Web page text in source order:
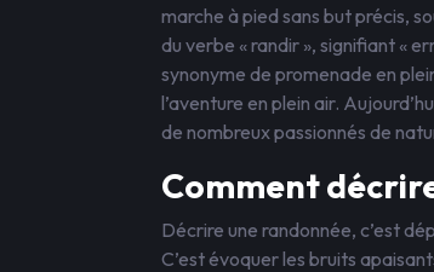
marche à pied sans but précis,
du verbe « randir », signifiant «
synonyme de promenade en
l’aventure en plein air.
de nombreux passionnés de
Comment
Décrire une randonnée, c’est
C’est évoquer les bruits